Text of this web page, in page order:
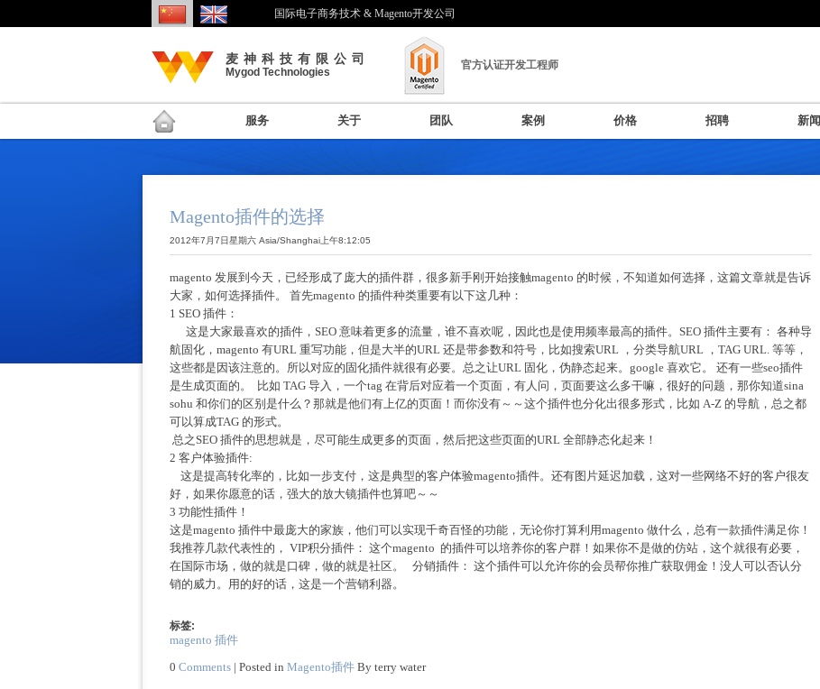
国际电子商务技术 & Magento开发公司
麦神科技有限公司
Mygod Technologies
官方认证开发工程师
服务 关于 团队 案例 价格 招聘 新闻
Magento插件的选择
2012年7月7日星期六 Asia/Shanghai上午8:12:05
magento 发展到今天，已经形成了庞大的插件群，很多新手刚开始接触magento 的时候，不知道如何选择，这篇文章就是告诉
大家，如何选择插件。 首先magento 的插件种类重要有以下这几种：
1 SEO 插件：
这是大家最喜欢的插件，SEO 意味着更多的流量，谁不喜欢呢，因此也是使用频率最高的插件。SEO 插件主要有： 各种导
航固化，magento 有URL 重写功能，但是大半的URL 还是带参数和符号，比如搜索URL ，分类导航URL ，TAG URL. 等等，
这些都是因该注意的。所以对应的固化插件就很有必要。总之让URL 固化，伪静态起来。google 喜欢它。 还有一些seo插件
是生成页面的。 比如 TAG 导入，一个tag 在背后对应着一个页面，有人问，页面要这么多干嘛，很好的问题，那你知道sina
sohu 和你们的区别是什么？那就是他们有上亿的页面！而你没有～～这个插件也分化出很多形式，比如 A-Z 的导航，总之都
可以算成TAG 的形式。
总之SEO 插件的思想就是，尽可能生成更多的页面，然后把这些页面的URL 全部静态化起来！
2 客户体验插件:
这是提高转化率的，比如一步支付，这是典型的客户体验magento插件。还有图片延迟加载，这对一些网络不好的客户很友
好，如果你愿意的话，强大的放大镜插件也算吧～～
3 功能性插件！
这是magento 插件中最庞大的家族，他们可以实现千奇百怪的功能，无论你打算利用magento 做什么，总有一款插件满足你！
我推荐几款代表性的， VIP积分插件： 这个magento 的插件可以培养你的客户群！如果你不是做的仿站，这个就很有必要，
在国际市场，做的就是口碑，做的就是社区。 分销插件： 这个插件可以允许你的会员帮你推广获取佣金！没人可以否认分
销的威力。用的好的话，这是一个营销利器。
标签:
magento 插件
0 Comments | Posted in Magento插件 By terry water